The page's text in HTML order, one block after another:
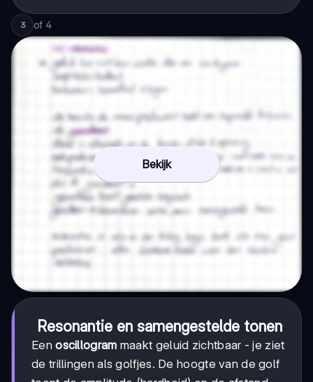
3 of 4
Bekijk
Resonantie en samengestelde tonen
Eenoscillogram maakt geluid zichtbaar - je ziet
de trillingen als golfjes. De hoogte van de golf